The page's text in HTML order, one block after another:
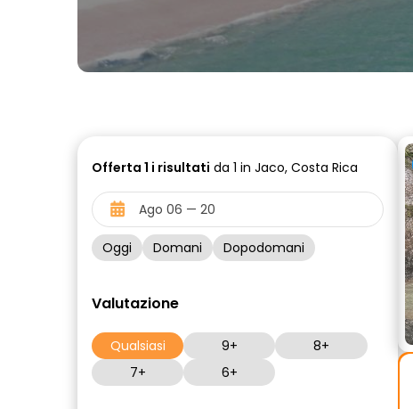
Offerta 1 i risultati da 1 in Jaco, Costa Rica
Oggi Domani Dopodomani
Valutazione
Qualsiasi 9+
8+
7+
6+